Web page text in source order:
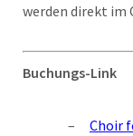
werden direkt im
Buchungs-Link
Choir